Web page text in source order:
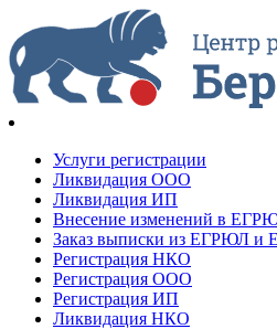
Услуги регистрации
Ликвидация ООО
Ликвидация ИП
Внесение изменений в
Заказ выписки из ЕГРЮЛ и
Регистрация НКО
Регистрация ООО
Регистрация ИП
Ликвидация НКО